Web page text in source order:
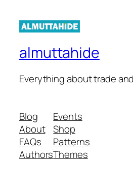
almuttahide
Everything about trade
Blog
About
FAQs
Authors
Events
Shop
Patterns
Themes